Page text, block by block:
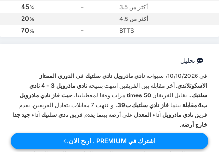
أكثر من 3.5 -
45%
أكثر من 4.5 -
20%
BTTS
-
70%
تحليل
في 10/10/2026، سيواجه نادي ماذرويل نادي سلتيك في الدوري الممتاز
الاسكوتلاندي. أخر مقابلة بين الفريقين انتهت بنتيجة
نادي ماذرويل 3 - 4 نادي
سلتيك.. تقابل الفريقان 50 times مرات وفقا لمعطياتنا، حيث فاز نادي ماذرويل
ب4 مقابلة
بينما فاز نادي سلتيك ب39
، و انتهت 7 مقابلات بتعادل الفريقين. يقدم
فريق نادي ماذرويل آداء المعدل على أرضه بينما يقدم فريق نادي سلتيك آداء جيد جدا
خارج أرضه.
متوسط الأهداف في المباريات بين الفريقين هو 3.36، بمعدل تسجيل كلا الفريقين
اشترك في PREMIUM . اربح الان.